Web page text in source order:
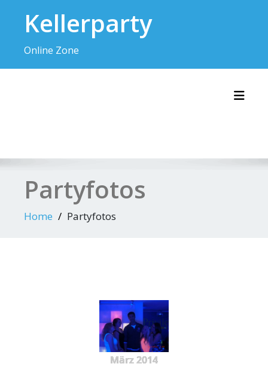
contentKellerparty
Online Zone
Partyfotos
Home Partyfotos
März 2014